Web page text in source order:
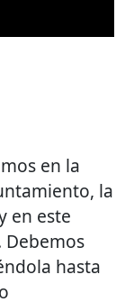
en la
la
en este
hasta